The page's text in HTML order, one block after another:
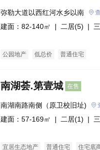
弥勒大道以西红河水乡以南
建面：82-140㎡ | 二居(5) |
公园地产 低总价 普通住宅
南湖荟.第壹城 在售
南湖南路南侧（原卫校旧址)
建面：57-169㎡ | 二居(1) |
宜居生态地产 普通住宅 住宅底